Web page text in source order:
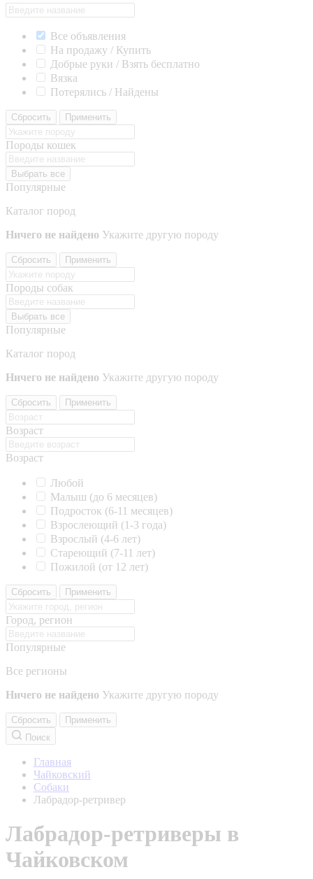
Все объявления
На продажу / Купить
Добрые руки / Взять бесплатно
Вязка
Потерялись / Найдены
Сбросить Применить
Породы кошек
Выбрать все
Популярные
Каталог пород
Ничего не найдено Укажите другую породу
Сбросить Применить
Породы собак
Выбрать все
Популярные
Каталог пород
Ничего не найдено Укажите другую породу
Сбросить Применить
Возраст
Возраст
Любой
Малыш (до 6 месяцев)
Подросток (6-11 месяцев)
Взрослеющий (1-3 года)
Взрослый (4-6 лет)
Стареющий (7-11 лет)
Пожилой (от 12 лет)
Сбросить Применить
Город, регион
Популярные
Все регионы
Ничего не найдено Укажите другую породу
Сбросить
Применить
Поиск
Главная
Чайковский
Собаки
Лабрадор-ретривер
Лабрадор-ретриверы в
Чайковском